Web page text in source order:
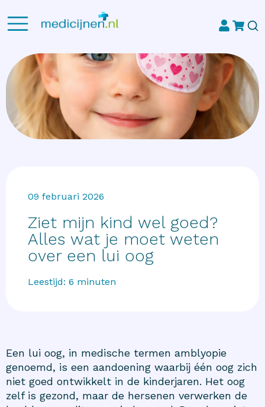
09 februari 2026
Ziet mijn kind wel goed?
Alles wat je moet weten
over een lui oog
Leestijd:6 minuten
Een lui oog, in medische termen amblyopie
genoemd, is een aandoening waarbij één oog zich
niet goed ontwikkelt in de kinderjaren. Het oog
zelf is gezond, maar de hersenen verwerken de